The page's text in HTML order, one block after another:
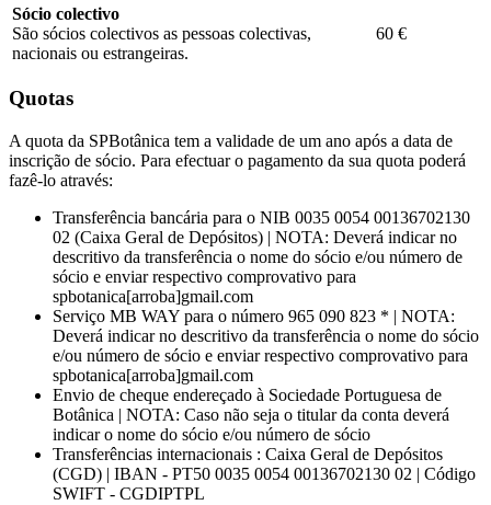
Sócio colectivo
São sócios colectivos as pessoas colectivas,
nacionais ou estrangeiras.
60 €
Quotas
A quota da SPBotânica tem a validade de um ano após a data de
inscrição de sócio. Para efectuar o pagamento da sua quota poderá
fazê-lo através:
Transferência bancária para o NIB 0035 0054 00136702130
02 (Caixa Geral de Depósitos) | NOTA: Deverá indicar no
descritivo da transferência o nome do sócio e/ou número de
sócio e enviar respectivo comprovativo para
spbotanica[arroba]gmail.com
Serviço MB WAY para o número 965 090 823 * | NOTA:
Deverá indicar no descritivo da transferência o nome do sócio
e/ou número de sócio e enviar respectivo comprovativo para
spbotanica[arroba]gmail.com
Envio de cheque endereçado à Sociedade Portuguesa de
Botânica | NOTA: Caso não seja o titular da conta deverá
indicar o nome do sócio e/ou número de sócio
Transferências internacionais : Caixa Geral de Depósitos
(CGD) | IBAN - PT50 0035 0054 00136702130 02 | Código
SWIFT - CGDIPTPL